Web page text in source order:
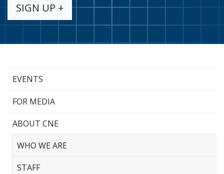
SIGN UP +
EVENTS
FOR MEDIA
ABOUT CNE
WHO WE ARE
STAFF